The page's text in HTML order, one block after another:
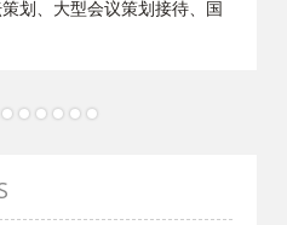
划、大型会议策划接待、国
9 10